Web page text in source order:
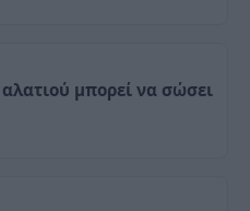
μπορεί να σώσει